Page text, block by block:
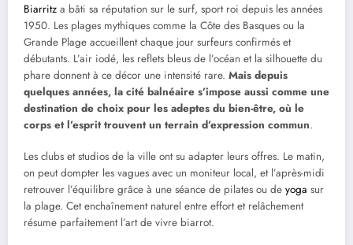
Biarritz a bâti sa réputation sur le surf, sport roi depuis les années
1950. Les plages mythiques comme la Côte des Basques ou la
Grande Plage accueillent chaque jour surfeurs confirmés et
débutants. L’air iodé, les reflets bleus de l’océan et la silhouette du
phare donnent à ce décor une intensité rare. Mais depuis
quelques années, la cité balnéaire s’impose aussi comme une
destination de choix pour les adeptes du bien-être, où le
corps et l’esprit trouvent un terrain d’expression commun.
Les clubs et studios de la ville ont su adapter leurs offres. Le matin,
on peut dompter les vagues avec un moniteur local, et l’après-midi
retrouver l’équilibre grâce à une séance de pilates ou de yoga sur
la plage. Cet enchaînement naturel entre effort et relâchement
résume parfaitement l’art de vivre biarrot.